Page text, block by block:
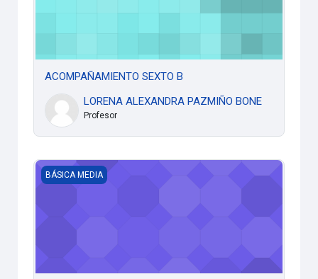
ACOMPAÑAMIENTO SEXTO B
LORENA ALEXANDRA PAZMIÑO BONE
Profesor
AULA VIRTUAL EMILIANO FARID CEDEÑO APARICIO
BÁSICA MEDIA